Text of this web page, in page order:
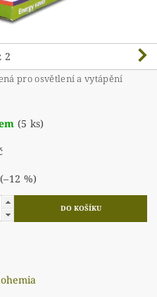
2
pro osvětlení a vytápění
(5 ks)
(–12 %)